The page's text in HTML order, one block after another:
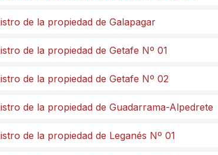
de la propiedad de Galapagar
de la propiedad de Getafe Nº 01
de la propiedad de Getafe Nº 02
de la propiedad de Guadarrama-Alpedrete
de la propiedad de Leganés Nº 01